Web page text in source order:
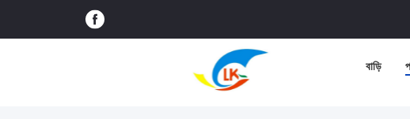
বাড়ি